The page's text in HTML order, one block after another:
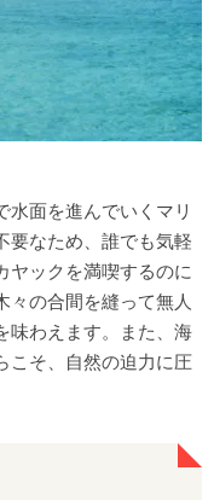
水面を進んでいくマリ
要なため、誰でも気軽
ヤックを満喫するのに
々の合間を縫って無人
味わえます。また、海
こそ、自然の迫力に圧